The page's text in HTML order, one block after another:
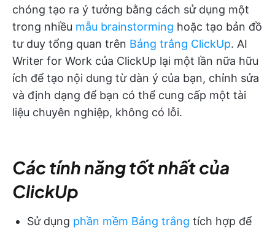
chóng tạo ra ý tưởng bằng cách sử dụng một
trong nhiều mẫu brainstorming hoặc tạo bản đồ
tư duy tổng quan trên Bảng trắng ClickUp. AI
Writer for Work của ClickUp lại một lần nữa hữu
ích để tạo nội dung từ dàn ý của bạn, chỉnh sửa
và định dạng để bạn có thể cung cấp một tài
liệu chuyên nghiệp, không có lỗi.
Các tính năng tốt nhất của
ClickUp
Sử dụng phần mềm Bảng trắng tích hợp để